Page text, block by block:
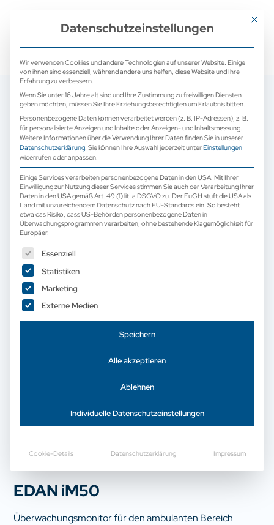
Patientenmonitore
EDAN iM50
Überwachungsmonitor für den ambulanten Bereich
Mit
Datenschutzeinstellungen
Wir verwenden Cookies und andere Technologien auf unserer Website. Einige
von ihnen sind essenziell, während andere uns helfen, diese Website und Ihre
Erfahrung zu verbessern.
Wenn Sie unter 16 Jahre alt sind und Ihre Zustimmung zu freiwilligen Diensten
geben möchten, müssen Sie Ihre Erziehungsberechtigten um Erlaubnis bitten.
Personenbezogene Daten können verarbeitet werden (z. B. IP-Adressen), z. B.
für personalisierte Anzeigen und Inhalte oder Anzeigen- und Inhaltsmessung.
Weitere Informationen über die Verwendung Ihrer Daten finden Sie in unserer
Datenschutzerklärung. Sie können Ihre Auswahl jederzeit unterEinstellungen
widerrufen oder anpassen.
Einige Services verarbeiten personenbezogene Daten in den USA. Mit Ihrer
Einwilligung zur Nutzung dieser Services stimmen Sie auch der Verarbeitung Ihrer
Daten in den USA gemäß Art. 49 (1) lit. a DSGVO zu. Der EuGH stuft die USA als
Land mit unzureichendem Datenschutz nach EU-Standards ein. So besteht
etwa das Risiko, dass US-Behörden personenbezogene Daten in
Überwachungsprogrammen verarbeiten, ohne bestehende Klagemöglichkeit für
Europäer.
Es folgt eine Liste der Service-Gruppen, für die eine
Essenziell
Statistiken
Marketing
Externe Medien
Speichern
Alle akzeptieren
Ablehnen
Individuelle Datenschutzeinstellungen
Cookie-Details Datenschutzerklärung Impressum